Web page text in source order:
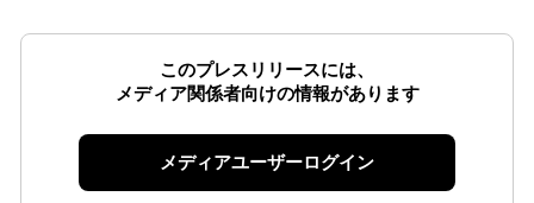
このプレスリリースには、
メディア関係者向けの情報があります
メディアユーザーログイン